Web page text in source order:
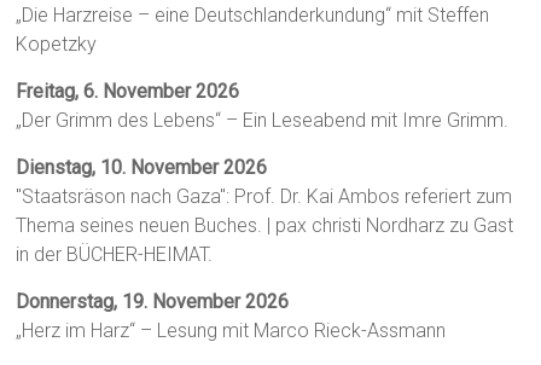
„Die Harzreise – eine Deutschlanderkundung“ mit Steffen
Kopetzky
Freitag, 6. November 2026
„Der Grimm des Lebens“ – Ein Leseabend mit Imre Grimm.
Dienstag, 10. November 2026
"Staatsräson nach Gaza": Prof. Dr. Kai Ambos referiert zum
Thema seines neuen Buches. | pax christi Nordharz zu Gast
in der BÜCHER-HEIMAT.
Donnerstag, 19. November 2026
„Herz im Harz“ – Lesung mit Marco Rieck-Assmann